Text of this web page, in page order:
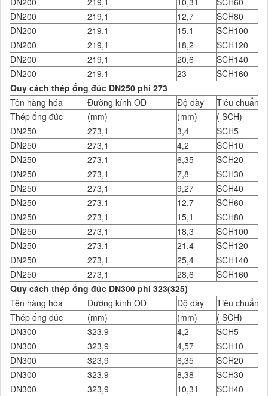
DN200
219,1 12,7
SCH80
DN200
219,1 15,1
SCH100
DN200
219,1 18,2
SCH120
DN200
219,1 20,6
SCH140
DN200
219,1 23
SCH160
Quy cách thép ống đúc DN250 phi 273
Tên hàng hóa
Đường kính OD Độ dày
Tiêu chuẩn
Thép ống đúc
(mm) (mm)
( SCH)
DN250
273,1 3,4
SCH5
DN250
273,1 4,2
SCH10
DN250
273,1 6,35
SCH20
DN250
273,1 7,8
SCH30
DN250
273,1 9,27
SCH40
DN250
273,1 12,7
SCH60
DN250
273,1 15,1
SCH80
DN250
273,1 18,3
SCH100
DN250
273,1 21,4
SCH120
DN250
273,1 25,4
SCH140
DN250
273,1 28,6
SCH160
Quy cách thép ống đúc DN300 phi 323(325)
Tên hàng hóa
Đường kính OD Độ dày
Tiêu chuẩn
Thép ống đúc
(mm) (mm)
( SCH)
DN300
323,9 4,2
SCH5
DN300
323,9 4,57
SCH10
DN300
323,9 6,35
SCH20
DN300
323,9 8,38
SCH30
DN300
323,9 10,31
SCH40